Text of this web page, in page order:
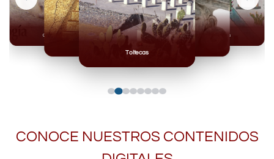
Toltecas
Mexicas
Olmecas
CONOCE NUESTROS CONTENIDOS